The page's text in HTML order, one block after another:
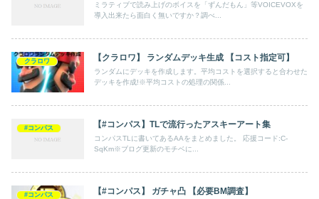
ミラティブで読み上げのボイスを「ずんだもん」等VOICEVOXを
導入出来たら面白く無いですか？調べ...
クラロワ 【クラロワ】 ランダムデッキ生成 【コスト指定可】
ランダムにデッキを作成します。平均コストを選択すると合わせた
デッキを作成!※平均コストの処理の関係...
#コンパス 【#コンパス】TLで流行ったアスキーアート集
コンパスTLに書いてあるAAをまとめました。 応援コード:C-
SqKm※ブログ更新のモチベに...
#コンパス 【#コンパス】 ガチャ凸 【必要BM調査】